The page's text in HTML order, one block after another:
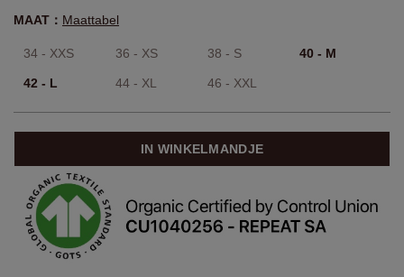
MAAT： Maattabel
34 - XXS 36 - XS 38 - S 40 - M
42 - L 44 - XL 46 - XXL
IN WINKELMANDJE